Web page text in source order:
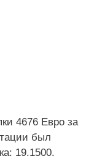
4676 Евро за
был
19.1500.